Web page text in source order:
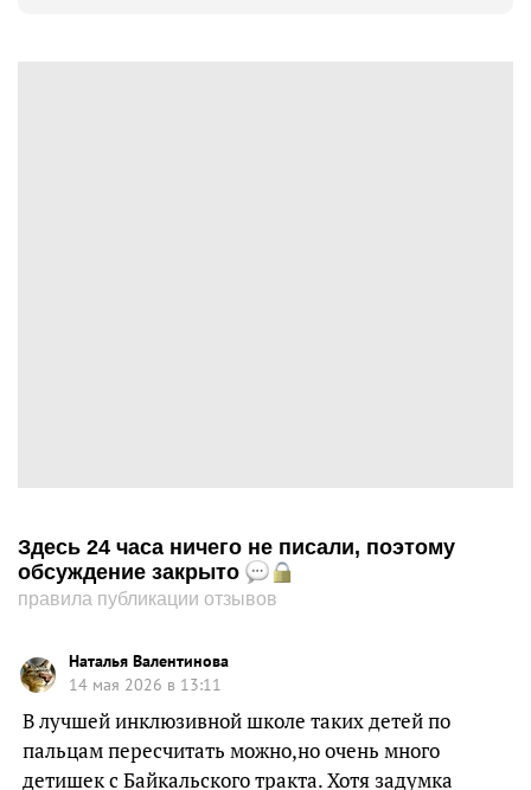
Здесь 24 часа ничего не писали, поэтому
обсуждение закрыто
правила публикации отзывов
Наталья Валентинова
14 мая 2026 в 13:11
В лучшей инклюзивной школе таких детей по
пальцам пересчитать можно,но очень много
детишек с Байкальского тракта. Хотя задумка